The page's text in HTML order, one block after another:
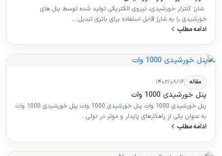
شارژ کنترلر خورشیدی، نیروی الکتریکی تولید شده توسط پنل های
خورشیدی را به شارژ قابل استفاده برای باتری تبدیل …
ادامه مطلب
مقاله ۱۴۰۲/۰۸/۱۶
پنل خورشیدی 1000 وات
پنل خورشیدی 1000 وات پنل خورشیدی 1000 وات پنل خورشیدی 1000 وات
به عنوان یکی از راهکارهای پایدار و موثر در تولی…
ادامه مطلب